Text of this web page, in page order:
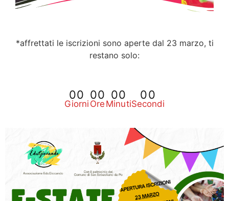
*affrettati le iscrizioni sono aperte dal 23 marzo, ti
restano solo:
00
Giorni
00
Ore
00
Minuti
00
Secondi